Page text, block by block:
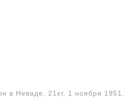
в Неваде, 21кт, 1 ноября 1951.